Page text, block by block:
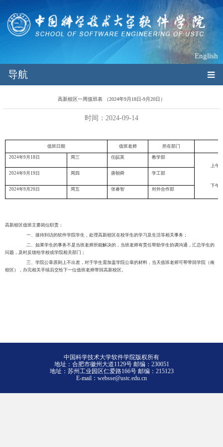
English
导航
高新校区一周值班表 （2024年9月18日-9月20日）
时间：2024-09-14
值班日期 值班老师 所在部门
2024年9 月 18 日 周三 任皖英
教学部
上午
下午
2024年9 月 19 日 周四 唐朝舜 学工部
2024年9 月 20 日 周五 张睿智 对外合作部
高新校区值班主要岗位职责：
一、接待到访的软件学院学生，处理高新校区在校学生的学习及生活等相关事务；
二、如果学生的事务不是当班老师所能解决的，当班老师有责任帮助学生协调沟通，汇总学生的
问题，及时反馈给学校或学院相关部门；
三、学院公章原则上不出差，对于学生需加盖学院公章的材料，当天值班老师可帮带回学院（南
校区），办完相关手续后交给下一位值班老师带回高新校区。
中国科学技术大学软件学院版权所有
地址：合肥市徽州大道1129号 邮编：230051
地址：苏州工业园区仁爱路166号 邮编：215123
E-mail：websse@ustc.edu.cn